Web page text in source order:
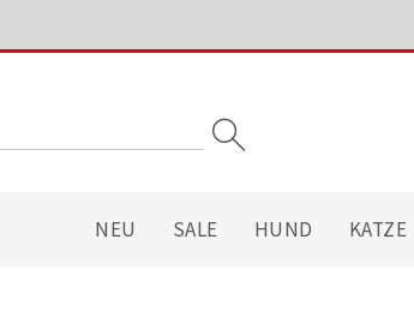
NEU SALE HUND KATZE